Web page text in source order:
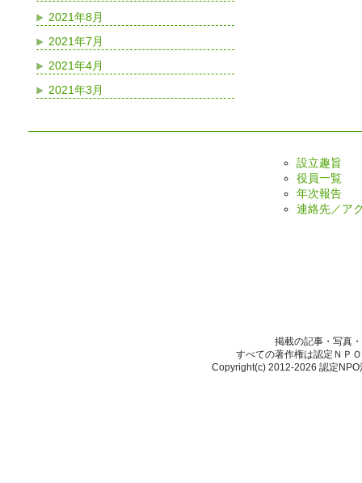
2021年8月
2021年7月
2021年4月
2021年3月
設立趣旨
役員一覧
年次報告
連絡先／ア
掲載の記事・写真
すべての著作権は認定ＮＰ
Copyright(c) 2012-2026 認定